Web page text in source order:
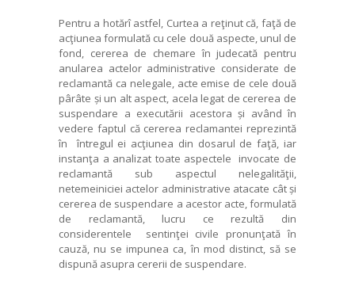
Pentru a hotărî astfel, Curtea a reţinut că, faţă de
acţiunea formulată cu cele două aspecte, unul de
fond, cererea de chemare în judecată pentru
anularea actelor administrative considerate de
reclamantă ca nelegale, acte emise de cele două
pârâte și un alt aspect, acela legat de cererea de
suspendare a executării acestora și având în
vedere faptul că cererea reclamantei reprezintă
în întregul ei acţiunea din dosarul de faţă, iar
instanţa a analizat toate aspectele invocate de
reclamantă sub aspectul nelegalităţii,
netemeiniciei actelor administrative atacate cât și
cererea de suspendare a acestor acte, formulată
de reclamantă, lucru ce rezultă din
considerentele sentinţei civile pronunţată în
cauză, nu se impunea ca, în mod distinct, să se
dispună asupra cererii de suspendare.